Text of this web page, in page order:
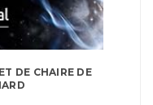
DE CHAIRE DE